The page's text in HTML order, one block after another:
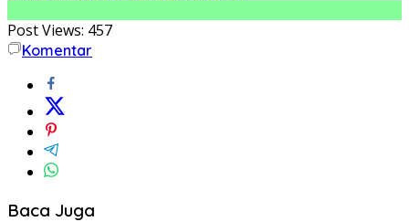
Post Views: 457
Komentar
Baca Juga